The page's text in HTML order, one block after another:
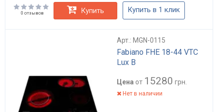
0 отзывов Купить Купить в 1 клик
Арт.: MGN-0115
Fabiano FHE 18-44 VTC
Lux B
Цена от 15280 грн.
Нет в наличии